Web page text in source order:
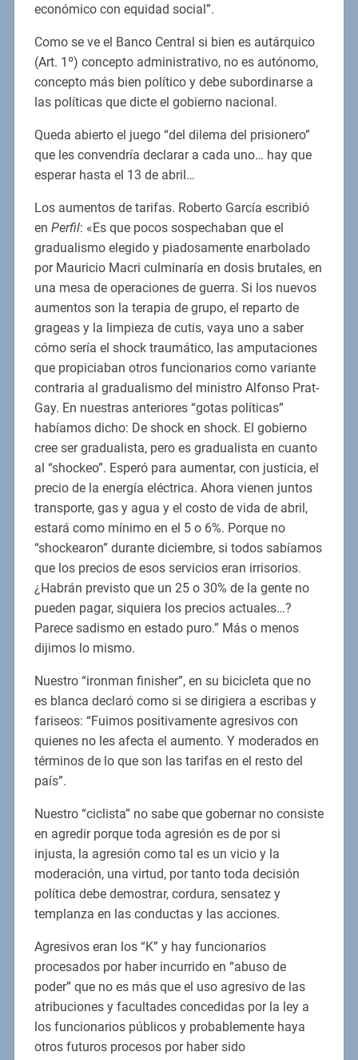
económico con equidad social”.
Como se ve el Banco Central si bien es autárquico
(Art. 1º) concepto administrativo, no es autónomo,
concepto más bien político y debe subordinarse a
las políticas que dicte el gobierno nacional.
Queda abierto el juego “del dilema del prisionero”
que les convendría declarar a cada uno… hay que
esperar hasta el 13 de abril…
Los aumentos de tarifas. Roberto García escribió
en Perfil: «Es que pocos sospechaban que el
gradualismo elegido y piadosamente enarbolado
por Mauricio Macri culminaría en dosis brutales, en
una mesa de operaciones de guerra. Si los nuevos
aumentos son la terapia de grupo, el reparto de
grageas y la limpieza de cutis, vaya uno a saber
cómo sería el shock traumático, las amputaciones
que propiciaban otros funcionarios como variante
contraria al gradualismo del ministro Alfonso Prat-
Gay. En nuestras anteriores “gotas políticas”
habíamos dicho: De shock en shock. El gobierno
cree ser gradualista, pero es gradualista en cuanto
al “shockeo”. Esperó para aumentar, con justicia, el
precio de la energía eléctrica. Ahora vienen juntos
transporte, gas y agua y el costo de vida de abril,
estará como mínimo en el 5 o 6%. Porque no
“shockearon” durante diciembre, si todos sabíamos
que los precios de esos servicios eran irrisorios.
¿Habrán previsto que un 25 o 30% de la gente no
pueden pagar, siquiera los precios actuales…?
Parece sadismo en estado puro.” Más o menos
dijimos lo mismo.
Nuestro “ironman finisher”, en su bicicleta que no
es blanca declaró como si se dirigiera a escribas y
fariseos: “Fuimos positivamente agresivos con
quienes no les afecta el aumento. Y moderados en
términos de lo que son las tarifas en el resto del
país”.
Nuestro “ciclista” no sabe que gobernar no consiste
en agredir porque toda agresión es de por si
injusta, la agresión como tal es un vicio y la
moderación, una virtud, por tanto toda decisión
política debe demostrar, cordura, sensatez y
templanza en las conductas y las acciones.
Agresivos eran los “K” y hay funcionarios
procesados por haber incurrido en “abuso de
poder” que no es más que el uso agresivo de las
atribuciones y facultades concedidas por la ley a
los funcionarios públicos y probablemente haya
otros futuros procesos por haber sido